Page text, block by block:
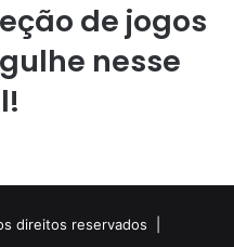
de jogos
nesse
direitos reservados |